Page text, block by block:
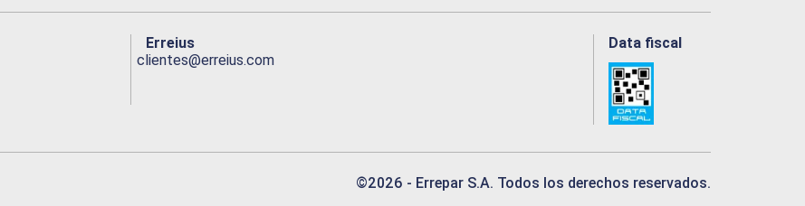
Erreius
clientes@erreius.com
Data fiscal
©2026 - Errepar S.A. Todos los derechos reservados.